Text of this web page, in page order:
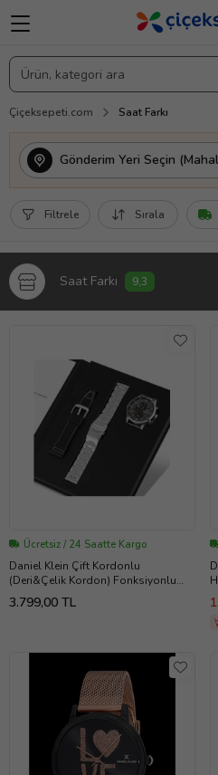
Çiçeksepeti.com Saat Farkı
Filtrele Sırala
Saat Farkı 9,3
Ücretsiz / 24 Saatte Kargo
Daniel Klein Çift Kordonlu
(Deri&Çelik Kordon) Fonksiyonlu
Takvimli Erkek Kol Saati (Siyah)
3.799,00 TL